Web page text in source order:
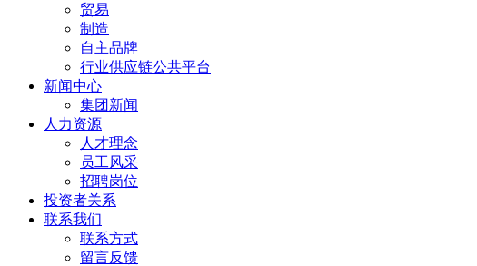
贸易
制造
自主品牌
行业供应链公共平台
新闻中心
集团新闻
人力资源
人才理念
员工风采
招聘岗位
投资者关系
联系我们
联系方式
留言反馈